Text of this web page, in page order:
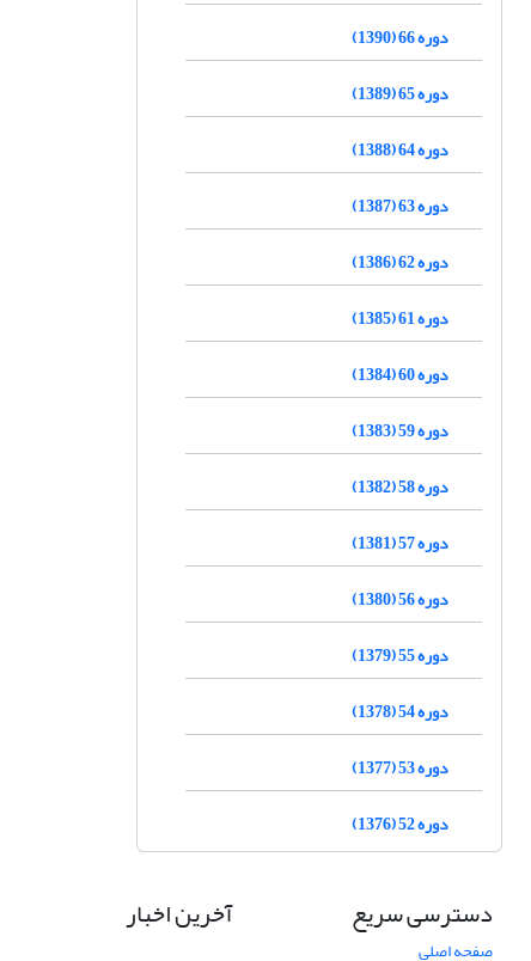
دوره 66 (1390)
دوره 65 (1389)
دوره 64 (1388)
دوره 63 (1387)
دوره 62 (1386)
دوره 61 (1385)
دوره 60 (1384)
دوره 59 (1383)
دوره 58 (1382)
دوره 57 (1381)
دوره 56 (1380)
دوره 55 (1379)
دوره 54 (1378)
دوره 53 (1377)
دوره 52 (1376)
دسترسی سریع
صفحه اصلی
آخرین اخبار